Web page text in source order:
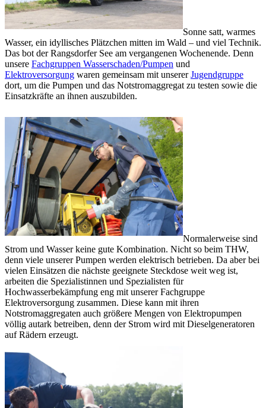
Sonne satt, warmes
Wasser, ein idyllisches Plätzchen mitten im Wald – und viel Technik.
Das bot der Rangsdorfer See am vergangenen Wochenende. Denn
unsere Fachgruppen Wasserschaden/Pumpen und
Elektroversorgung waren gemeinsam mit unsererJugendgruppe
dort, um die Pumpen und das Notstromaggregat zu testen sowie die
Einsatzkräfte an ihnen auszubilden.
Normalerweise sind
Strom und Wasser keine gute Kombination. Nicht so beim THW,
denn viele unserer Pumpen werden elektrisch betrieben. Da aber bei
vielen Einsätzen die nächste geeignete Steckdose weit weg ist,
arbeiten die Spezialistinnen und Spezialisten für
Hochwasserbekämpfung eng mit unserer Fachgruppe
Elektroversorgung zusammen. Diese kann mit ihren
Notstromaggregaten auch größere Mengen von Elektropumpen
völlig autark betreiben, denn der Strom wird mit Dieselgeneratoren
auf Rädern erzeugt.